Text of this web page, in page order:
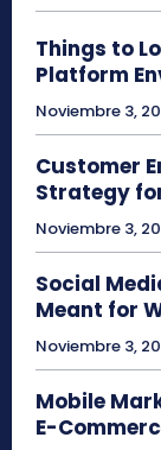
Things to
Platform
Noviembre 3,
Customer
Strategy
Noviembre 3,
Social
Meant for
Noviembre 3,
Mobile
E-